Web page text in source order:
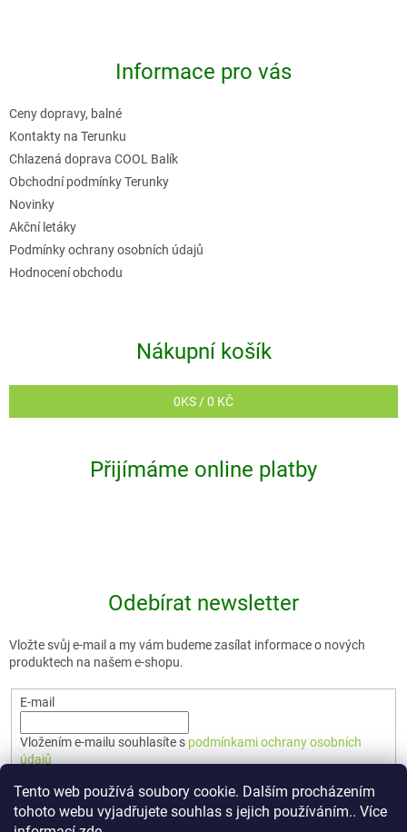
Tento web používá soubory cookie. Dalším procházením
tohoto webu vyjadřujete souhlas s jejich používáním.. Více
Informace pro vás
Ceny dopravy, balné
Kontakty na Terunku
Chlazená doprava COOL Balík
Obchodní podmínky Terunky
Novinky
Akční letáky
Podmínky ochrany osobních údajů
Hodnocení obchodu
Nákupní košík
0KS /0 KČ
Přijímáme online platby
Odebírat newsletter
Vložte svůj e-mail a my vám budeme zasílat informace o nových
produktech na našem e-shopu.
E-mail
Vložením e-mailu souhlasíte s podmínkami ochrany osobních
údajů
PŘIHLÁSIT SE